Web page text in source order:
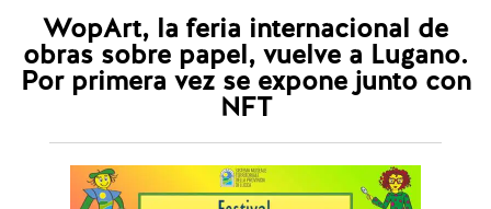
WopArt, la feria internacional de
obras sobre papel, vuelve a Lugano.
Por primera vez se expone junto con
NFT